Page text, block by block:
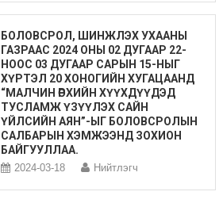
БОЛОВСРОЛ, ШИНЖЛЭХ УХААНЫ
ГАЗРААС 2024 ОНЫ 02 ДУГААР 22-
НООС 03 ДУГААР САРЫН 15-НЫГ
ХҮРТЭЛ 20 ХОНОГИЙН ХУГАЦААНД
“МАЛЧИН ӨРХИЙН ХҮҮХДҮҮДЭД
ТУСЛАМЖ ҮЗҮҮЛЭХ САЙН
ҮЙЛСИЙН АЯН”-ЫГ БОЛОВСРОЛЫН
САЛБАРЫН ХЭМЖЭЭНД ЗОХИОН
БАЙГУУЛЛАА.
2024-03-18 Нийтлэгч